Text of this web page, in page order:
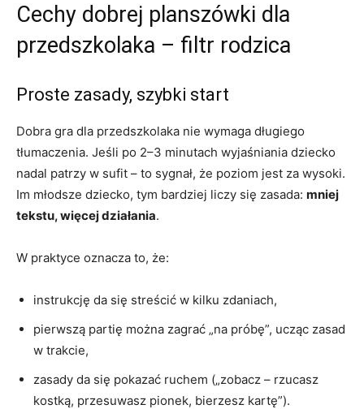
Cechy dobrej planszówki dla
przedszkolaka – filtr rodzica
Proste zasady, szybki start
Dobra gra dla przedszkolaka nie wymaga długiego
tłumaczenia. Jeśli po 2–3 minutach wyjaśniania dziecko
nadal patrzy w sufit – to sygnał, że poziom jest za wysoki.
Im młodsze dziecko, tym bardziej liczy się zasada: mniej
tekstu, więcej działania.
W praktyce oznacza to, że:
instrukcję da się streścić w kilku zdaniach,
pierwszą partię można zagrać „na próbę”, ucząc zasad
w trakcie,
zasady da się pokazać ruchem („zobacz – rzucasz
kostką, przesuwasz pionek, bierzesz kartę”).